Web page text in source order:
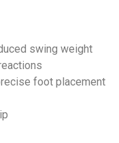
swing weight
foot placement